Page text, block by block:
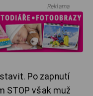
Reklama
Po zapnutí
STOP však muž